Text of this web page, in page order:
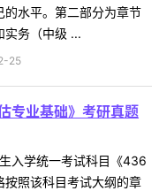
水平。第二部分为章节
实务（中级 ...
25
专业基础》考研真题
入学统一考试科目《436
照该科目考试大纲的章